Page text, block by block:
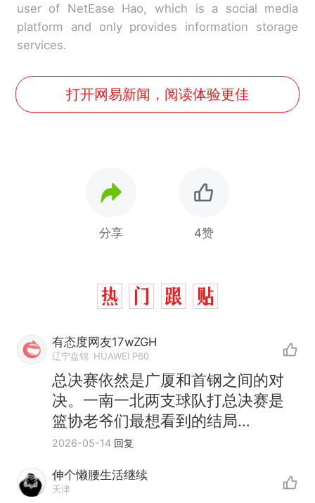
user of NetEase Hao, which is a social media
platform and only provides information storage
services.
打开网易新闻，阅读体验更佳
分享 4赞
有态度网友17wZGH
辽宁盘锦 HUAWEI P60
总决赛依然是广厦和首钢之间的对
决。一南一北两支球队打总决赛是
篮协老爷们最想看到的结局…
2026-05-14 回复
伸个懒腰生活继续
天津